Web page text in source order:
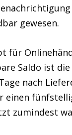
gewesen.
für
Saldo ist
nach
einen
zumindest